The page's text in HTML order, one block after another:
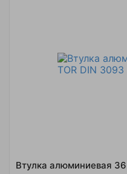
Втулка алюминиевая